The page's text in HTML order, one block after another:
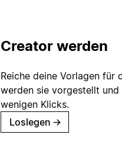
Creator werden
Reiche deine Vorlagen für
werden sie vorgestellt
wenigen Klicks.
Loslegen →